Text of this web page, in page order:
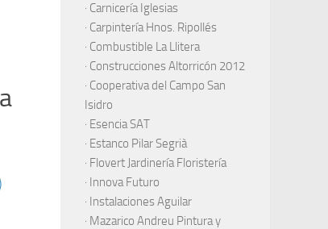
· Carnicería Iglesias
· Carpintería Hnos. Ripollés
· Combustible La Llitera
· Construcciones Altorricón 2012
· Cooperativa del Campo San
Isidro
· Esencia SAT
· Estanco Pilar Segrià
· Flovert Jardinería Floristería
· Innova Futuro
· Instalaciones Aguilar
· Mazarico Andreu Pintura y